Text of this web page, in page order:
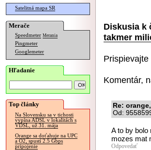
Satelitná mapa SR
Merače
Speedmeter Merania
Pingmeter
Googlemeter
Hľadanie
Top články
Na Slovensku sa v tichosti
vypína ADSL v lokalitách s
VDSL, už 31. mája
Orange sa doťahuje na UPC
a O2, spustí 2.5 Gbps
pripojenie
Diskusia k
takmer
Komentár,
Re:
Od:
A to by
mozes mat
Odpovedať